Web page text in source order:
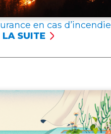
en cas d’incendie
LA SUITE